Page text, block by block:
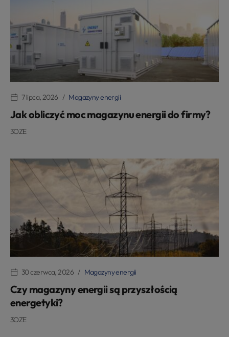
7 lipca, 2026 Magazyny energii
Jak obliczyć moc magazynu energii do firmy?
3OZE
30 czerwca, 2026 Magazyny energii
Czy magazyny energii są przyszłością
energetyki?
3OZE